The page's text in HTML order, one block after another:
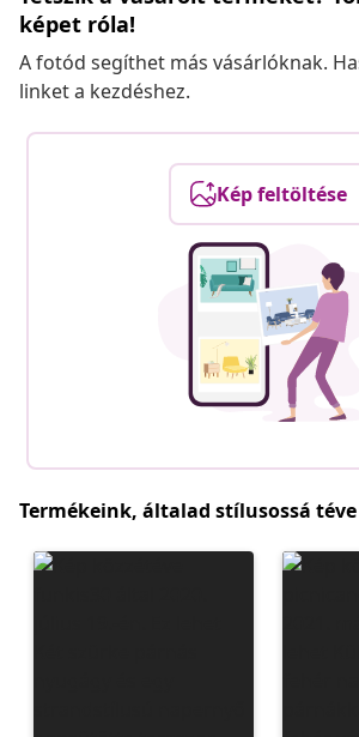
képet róla!
A fotód segíthet más vásárlóknak.
linket a kezdéshez.
Kép feltöltése
Termékeink, általad stílusossá